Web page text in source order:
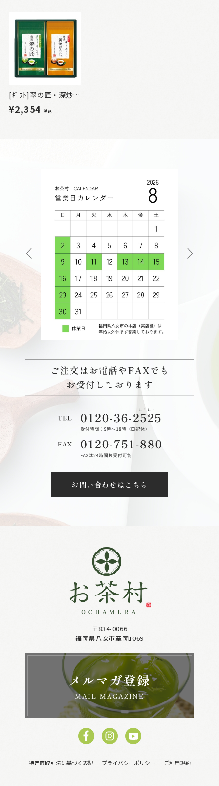
[ｷﾞﾌﾄ]翠の匠・深炒り博多黄金ほうじ詰合せ2本入
¥2,354税込
お問い合わせはこちら
〒834-0066
福岡県八女市室岡1069
特定商取引法に基づく表記 プライバシーポリシー ご利用規約